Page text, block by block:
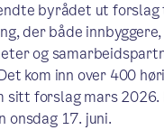
byrådet ut
der både
og
kom inn over 400
sitt forslag mars
onsdag 17. juni.